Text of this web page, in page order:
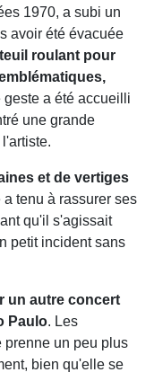
1970, a subi un
avoir été évacuée
roulant pour
geste a été accueilli
une grande
et de vertiges
tenu à rassurer ses
qu'il s'agissait
petit incident sans
un autre concert
Paulo. Les
prenne un peu plus
bien qu'elle se